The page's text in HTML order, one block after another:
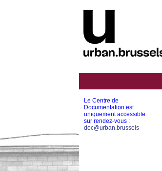
Le Centre de
Documentation est
uniquement accessible
sur rendez-vous :
doc@urban.brussels